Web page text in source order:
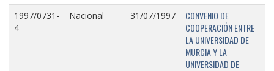
1997/0731-
4
Nacional 31/07/1997
CONVENIO DE
COOPERACIÓN ENTRE
LA UNIVERSIDAD DE
MURCIA Y LA
UNIVERSIDAD DE